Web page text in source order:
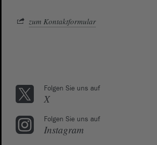
zum Kontaktformular
Folgen Sie uns auf
X
Folgen Sie uns auf
Instagram